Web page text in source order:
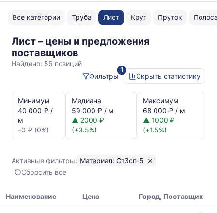
Все категории Труба Лист Круг Пруток
Лист – цены и предложения
поставщиков
Найдено: 56 позиций
1
Фильтры
Скрыть статистику
динамика
цен:
Лист
Ст3сп-5
минимальная,
медианная
максимальная
цена
Минимум
40 000 ₽ /
м
–0 ₽ (0%)
Медиана
59 000 ₽ / м
▲ 2000 ₽
(+3.5%)
Максимум
68 000 ₽ / м
▲ 1000 ₽
(+1.5%)
Активные фильтры: Материал: Ст3сп-5
Сбросить все
Наименование Цена Город, Поставщик